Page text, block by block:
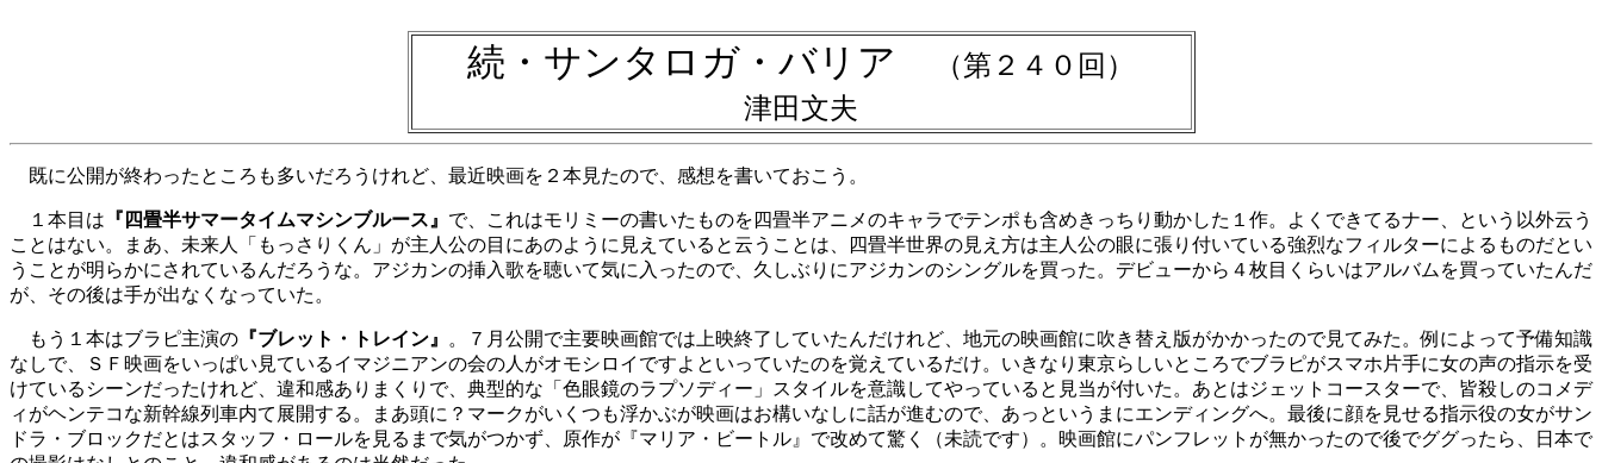
続・サンタロガ・バリア
（第２４０回）
津田文夫
既に公開が終わったところも多いだろうけれど、最近映画を２本見たので、感想を書いておこう。
１本目は 『四畳半サマータイムマシンブルース』 で、これはモリミーの書いたものを四畳半アニメのキャラでテンポも含めきっちり動かした１作。よくできてるナー、という以外云う
ことはない。まあ、未来人「もっさりくん」が主人公の目にあのように見えていると云うことは、四畳半世界の見え方は主人公の眼に張り付いている強烈なフィルターによるものだとい
うことが明らかにされているんだろうな。アジカンの挿入歌を聴いて気に入ったので、久しぶりにアジカンのシングルを買った。デビューから４枚目くらいはアルバムを買っていたんだ
が、その後は手が出なくなっていた。
もう１本はブラピ主演の 『ブレット・トレイン』
。７月公開で主要映画館では上映終了していたんだけれど、地元の映画館に吹き替え版がかかったので見てみた。例によって予備知識
なしで、ＳＦ映画をいっぱい見ているイマジニアンの会の人がオモシロイですよといっていたのを覚えているだけ。いきなり東京らしいところでブラピがスマホ片手に女の声の指示を受
けているシーンだったけれど、違和感ありまくりで、典型的な「色眼鏡のラプソディー」スタイルを意識してやっていると見当が付いた。あとはジェットコースターで、皆殺しのコメデ
ィがヘンテコな新幹線列車内て展開する。まあ頭に？マークがいくつも浮かぶが映画はお構いなしに話が進むので、あっというまにエンディングへ。最後に顔を見せる指示役の女がサン
ドラ・ブロックだとはスタッフ・ロールを見るまで気がつかず、原作が『マリア・ビートル』で改めて驚く（未読です）。映画館にパンフレットが無かったので後でググったら、日本で